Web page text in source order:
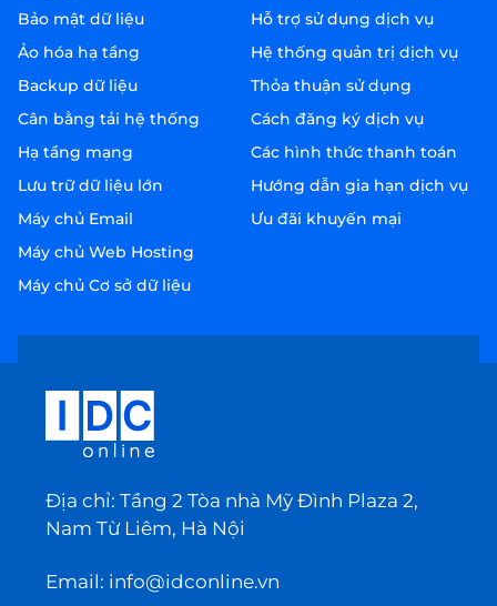
Bảo mật dữ liệu
Ảo hóa hạ tầng
Backup dữ liệu
Cân bằng tải hệ thống
Hạ tầng mạng
Lưu trữ dữ liệu lớn
Máy chủ Email
Máy chủ Web Hosting
Máy chủ Cơ sở dữ liệu
Hỗ trợ sử dụng dịch vụ
Hệ thống quản trị dịch vụ
Thỏa thuận sử dụng
Cách đăng ký dịch vụ
Các hình thức thanh toán
Hướng dẫn gia hạn dịch vụ
Ưu đãi khuyến mại
Địa chỉ: Tầng 2 Tòa nhà Mỹ Đình Plaza 2,
Nam Từ Liêm, Hà Nội
Email: info@idconline.vn